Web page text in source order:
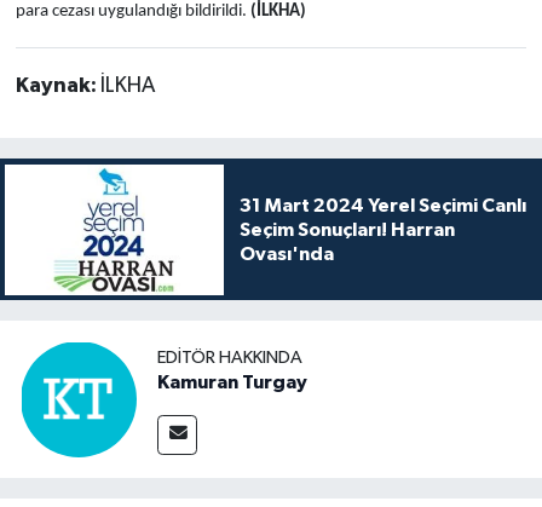
para cezası uygulandığı bildirildi. (İLKHA)
Kaynak: İLKHA
31 Mart 2024 Yerel Seçimi Canlı
Seçim Sonuçları! Harran
Ovası'nda
EDITÖR HAKKINDA
Kamuran Turgay